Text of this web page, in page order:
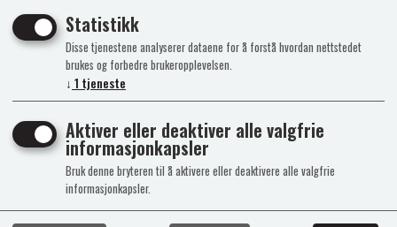
Statistikk
Disse tjenestene analyserer dataene for å forstå hvordan nettstedet
brukes og forbedre brukeropplevelsen.
↓ 1 tjeneste
Aktiver eller deaktiver alle valgfrie
informasjonkapsler
Bruk denne bryteren til å aktivere eller deaktivere alle valgfrie
informasjonkapsler.